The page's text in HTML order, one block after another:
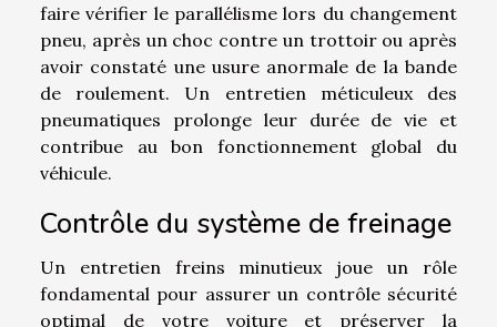
faire vérifier le parallélisme lors du changement
pneu, après un choc contre un trottoir ou après
avoir constaté une usure anormale de la bande
de roulement. Un entretien méticuleux des
pneumatiques prolonge leur durée de vie et
contribue au bon fonctionnement global du
véhicule.
Contrôle du système de freinage
Un entretien freins minutieux joue un rôle
fondamental pour assurer un contrôle sécurité
optimal de votre voiture et préserver la